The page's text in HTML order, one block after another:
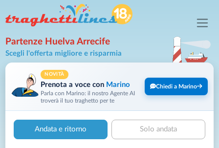
Partenze Huelva Arrecife
Scegli l'offerta migliore e risparmia
NOVITÀ
Prenota a voce con Marino
Parla con Marino: il nostro Agente AI
troverà il tuo traghetto per te
Chiedi a Marino
Andata e ritorno Solo andata